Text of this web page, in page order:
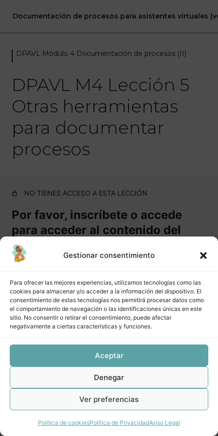
Gestionar consentimiento
Para ofrecer las mejores experiencias, utilizamos tecnologías como las
cookies para almacenar y/o acceder a la información del dispositivo. El
consentimiento de estas tecnologías nos permitirá procesar datos como
el comportamiento de navegación o las identificaciones únicas en este
sitio. No consentir o retirar el consentimiento, puede afectar
negativamente a ciertas características y funciones.
Aceptar
Denegar
Ver preferencias
Política de cookiesPolítica de PrivacidadAviso Legal
Documentación de procesos para asistentes virtuales
DPAVL Módulo 0 Bienvenida
DPAVL Módulo 1 Introducción a la
gestión por procesos
DPAVL Módulo 2 Mapas de
5 lecciones
DPAVL Módulo 4 Documentación
de procesos (II)
DPAVL M1 Lección 1 Cómo documentar eficientemente
Definir y planificar
DPAVL M4 Lección 2 Cómo documentar eficientemente
Ejecutar
DPAVL M4 Lección 3 Cómo documentar eficientemente
Verificar
DPAVL M4 Lección 5 Otras herramientas para
documentar procesos
DPAVL Módulo 4 Documentación de procesos (II)
DPAVL M4 Lección 5
Otras herramientas
para documentar
procesos
NO TIENES ACCESO A ESTA LECCIÓN
Por favor, inscríbete o accede
para acceder al contenido del
curso.
Acceder